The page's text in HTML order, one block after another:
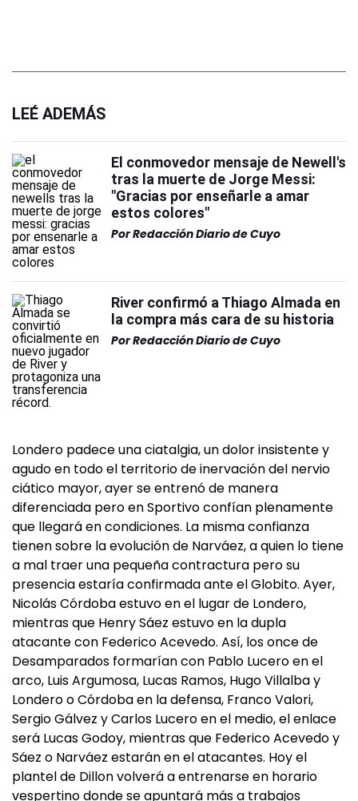
LEÉ ADEMÁS
El conmovedor mensaje de Newell's
tras la muerte de Jorge Messi:
"Gracias por enseñarle a amar
estos colores"
PorRedacción Diario de Cuyo
River confirmó a Thiago Almada en
la compra más cara de su historia
PorRedacción Diario de Cuyo
Londero padece una ciatalgia, un dolor insistente y
agudo en todo el territorio de inervación del nervio
ciático mayor, ayer se entrenó de manera
diferenciada pero en Sportivo confían plenamente
que llegará en condiciones. La misma confianza
tienen sobre la evolución de Narváez, a quien lo tiene
a mal traer una pequeña contractura pero su
presencia estaría confirmada ante el Globito. Ayer,
Nicolás Córdoba estuvo en el lugar de Londero,
mientras que Henry Sáez estuvo en la dupla
atacante con Federico Acevedo. Así, los once de
Desamparados formarían con Pablo Lucero en el
arco, Luis Argumosa, Lucas Ramos, Hugo Villalba y
Londero o Córdoba en la defensa, Franco Valori,
Sergio Gálvez y Carlos Lucero en el medio, el enlace
será Lucas Godoy, mientras que Federico Acevedo y
Sáez o Narváez estarán en el atacantes. Hoy el
plantel de Dillon volverá a entrenarse en horario
vespertino donde se apuntará más a trabajos